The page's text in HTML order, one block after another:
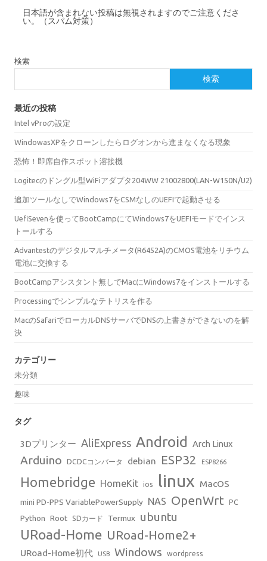
日本語が含まれない投稿は無視されますのでご注意くださ
い。（スパム対策）
検索
検索
最近の投稿
Intel vProの設定
WindowasXPをクローンしたらログオンから進まなくなる現象
恐怖！即席自作スポット溶接機
Logitecのドングル型WiFiアダプタ204WW 21002800(LAN-W150N/U2)
追加ツールなしでWindows7をCSMなしのUEFIで起動させる
UefiSevenを使ってBootCampにてWindows7をUEFIモードでインス
トールする
Advantestのデジタルマルチメータ(R6452A)のCMOS電池をリチウム
電池に交換する
BootCampアシスタント無しでMacにWindows7をインストールする
Processingでシンプルなテトリスを作る
MacのSafariでローカルDNSサーバでDNSの上書きができないのを解
決
カテゴリー
未分類
趣味
タグ
3Dプリンター AliExpress Android Arch Linux
Arduino DCDCコンバータ debian ESP32 ESP8266
Homebridge HomeKit ios linux MacOS
mini PD-PPS VariablePowerSupply NAS OpenWrt PC
Python Root SDカード Termux ubuntu
URoad-Home URoad-Home2+
URoad-Home初代 USB Windows wordpress